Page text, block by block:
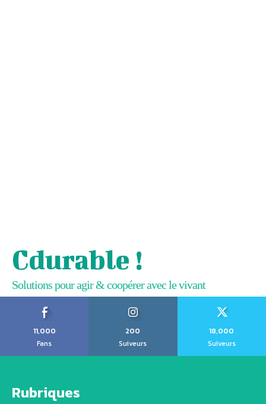
Cdurable !
Solutions pour agir & coopérer avec le vivant
11,000
Fans
200
Suiveurs
18,000
Suiveurs
Rubriques